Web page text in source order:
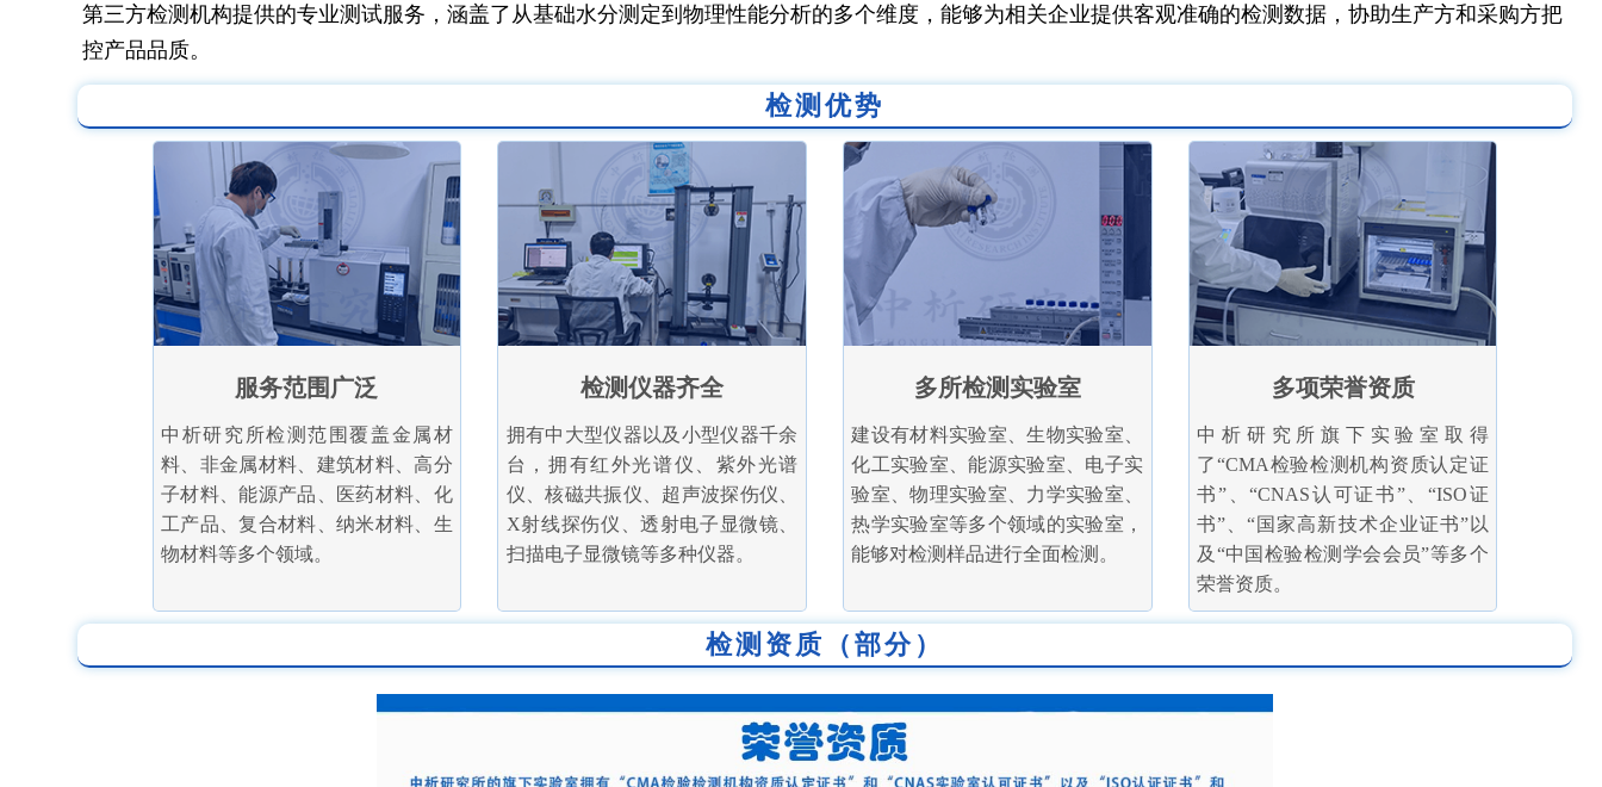
第三方检测机构提供的专业测试服务，涵盖了从基础水分测定到物理性能分析的多个维度，能够为相关企业提供客观准确的检测数据，协助生产方和采购方把
控产品品质。
检测优势
服务范围广泛
中析研究所检测范围覆盖金属材
料、非金属材料、建筑材料、高分
子材料、能源产品、医药材料、化
工产品、复合材料、纳米材料、生
物材料等多个领域。
检测仪器齐全
拥有中大型仪器以及小型仪器千余
台，拥有红外光谱仪、紫外光谱
仪、核磁共振仪、超声波探伤仪、
X射线探伤仪、透射电子显微镜、
扫描电子显微镜等多种仪器。
多所检测实验室
建设有材料实验室、生物实验室、
化工实验室、能源实验室、电子实
验室、物理实验室、力学实验室、
热学实验室等多个领域的实验室，
能够对检测样品进行全面检测。
多项荣誉资质
中析研究所旗下实验室取得
了“CMA检验检测机构资质认定证
书”、“CNAS认可证书”、“ISO证
书”、“国家高新技术企业证书”以
及“中国检验检测学会会员”等多个
荣誉资质。
检测资质（部分）